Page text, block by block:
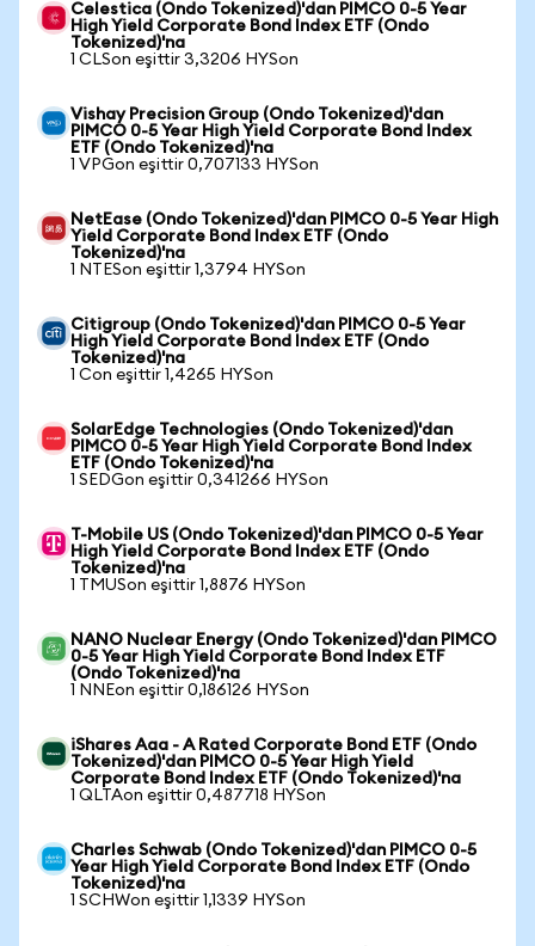
Celestica (Ondo Tokenized)'dan PIMCO 0-5 Year
High Yield Corporate Bond Index ETF (Ondo
Tokenized)'na
1 CLSon eşittir 3,3206 HYSon
Vishay Precision Group (Ondo Tokenized)'dan
PIMCO 0-5 Year High Yield Corporate Bond Index
ETF (Ondo Tokenized)'na
1 VPGon eşittir 0,707133 HYSon
NetEase (Ondo Tokenized)'dan PIMCO 0-5 Year High
Yield Corporate Bond Index ETF (Ondo
Tokenized)'na
1 NTESon eşittir 1,3794 HYSon
Citigroup (Ondo Tokenized)'dan PIMCO 0-5 Year
High Yield Corporate Bond Index ETF (Ondo
Tokenized)'na
1 Con eşittir 1,4265 HYSon
SolarEdge Technologies (Ondo Tokenized)'dan
PIMCO 0-5 Year High Yield Corporate Bond Index
ETF (Ondo Tokenized)'na
1 SEDGon eşittir 0,341266 HYSon
T-Mobile US (Ondo Tokenized)'dan PIMCO 0-5 Year
High Yield Corporate Bond Index ETF (Ondo
Tokenized)'na
1 TMUSon eşittir 1,8876 HYSon
NANO Nuclear Energy (Ondo Tokenized)'dan PIMCO
0-5 Year High Yield Corporate Bond Index ETF
(Ondo Tokenized)'na
1 NNEon eşittir 0,186126 HYSon
iShares Aaa - A Rated Corporate Bond ETF (Ondo
Tokenized)'dan PIMCO 0-5 Year High Yield
Corporate Bond Index ETF (Ondo Tokenized)'na
1 QLTAon eşittir 0,487718 HYSon
Charles Schwab (Ondo Tokenized)'dan PIMCO 0-5
Year High Yield Corporate Bond Index ETF (Ondo
Tokenized)'na
1 SCHWon eşittir 1,1339 HYSon